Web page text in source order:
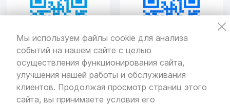
Мы используем файлы cookie для анализа
событий на нашем сайте с целью
осуществления функционирования сайта,
улучшения нашей работы и обслуживания
клиентов. Продолжая просмотр страниц этого
сайта, вы принимаете условия его
Политикаконфиденциальности
Разработкаи продвижение — «SeoOlimp»